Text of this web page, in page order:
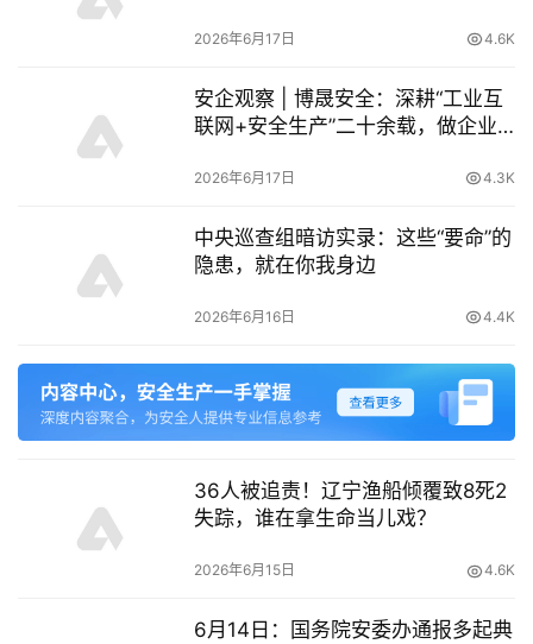
2026年6月17日 4.6K
安企观察 | 博晟安全：深耕“工业互
联网+安全生产”二十余载，做企业
2026年6月17日 4.3K
中央巡查组暗访实录：这些“要命”的
隐患，就在你我身边
2026年6月16日 4.4K
36人被追责！辽宁渔船倾覆致8死2
失踪，谁在拿生命当儿戏？
2026年6月15日 4.6K
6月14日：国务院安委办通报多起典